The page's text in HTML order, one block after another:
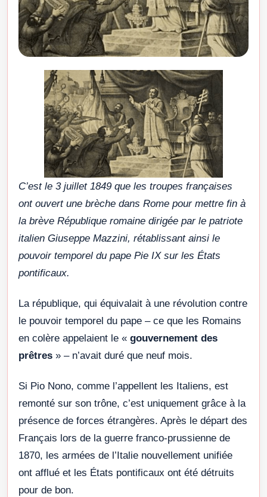
C’est le 3 juillet 1849 que les troupes françaises
ont ouvert une brèche dans Rome pour mettre fin à
la brève République romaine dirigée par le patriote
italien Giuseppe Mazzini, rétablissant ainsi le
pouvoir temporel du pape Pie IX sur les États
pontificaux.
La république, qui équivalait à une révolution contre
le pouvoir temporel du pape – ce que les Romains
en colère appelaient le « gouvernement des
prêtres » – n’avait duré que neuf mois.
Si Pio Nono, comme l’appellent les Italiens, est
remonté sur son trône, c’est uniquement grâce à la
présence de forces étrangères. Après le départ des
Français lors de la guerre franco-prussienne de
1870, les armées de l’Italie nouvellement unifiée
ont afflué et les États pontificaux ont été détruits
pour de bon.